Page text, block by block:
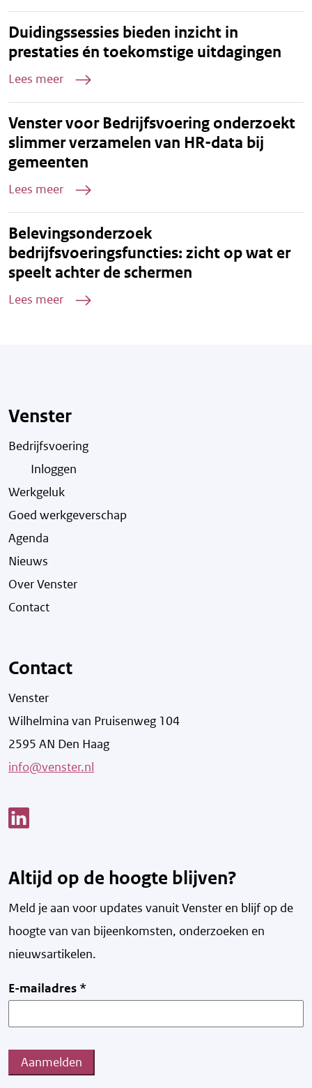
Duidingssessies bieden inzicht in
prestaties én toekomstige uitdagingen
Lees meer
Venster voor Bedrijfsvoering onderzoekt
slimmer verzamelen van HR-data bij
gemeenten
Lees meer
Belevingsonderzoek
bedrijfsvoeringsfuncties: zicht op wat er
speelt achter de schermen
Lees meer
Venster
Bedrijfsvoering
Inloggen
Werkgeluk
Goed werkgeverschap
Agenda
Nieuws
Over Venster
Contact
Contact
Venster
Wilhelmina van Pruisenweg 104
2595 AN Den Haag
info@venster.nl
Altijd op de hoogte blijven?
Meld je aan voor updates vanuit Venster en blijf op de
hoogte van van bijeenkomsten, onderzoeken en
nieuwsartikelen.
E-mailadres *
Aanmelden